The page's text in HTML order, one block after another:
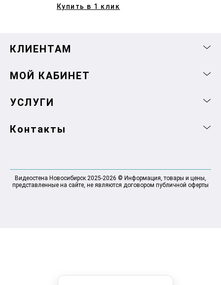
Купить в 1 клик
КЛИЕНТАМ
МОЙ КАБИНЕТ
УСЛУГИ
Контакты
Видеостена Новосибирск 2025-2026 © Информация, товары и цены,
представленные на сайте, не являются договором публичной оферты